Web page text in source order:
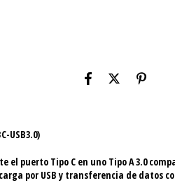
USB3.0)
el puerto Tipo C en uno Tipo A 3.0
por USB y transferencia de datos